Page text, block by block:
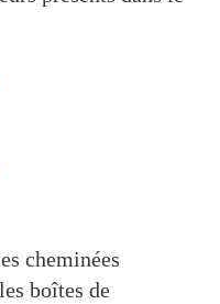
cheminées
boîtes de